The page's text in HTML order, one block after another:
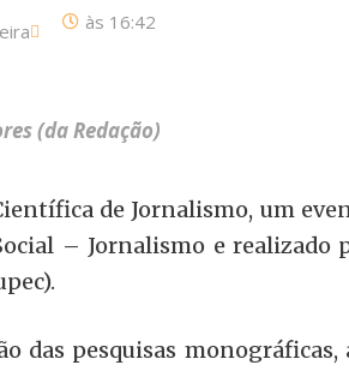
às 16:42
(da Redação)
de Jornalismo, um
– Jornalismo e realizado
das pesquisas